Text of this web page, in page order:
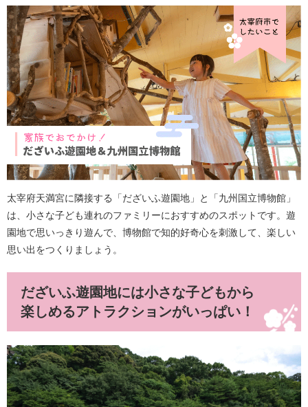
太宰府天満宮に隣接する「だざいふ遊園地」と「九州国立博物館」
は、小さな子ども連れのファミリーにおすすめのスポットです。遊
園地で思いっきり遊んで、博物館で知的好奇心を刺激して、楽しい
思い出をつくりましょう。
だざいふ遊園地には小さな子どもから
楽しめるアトラクションがいっぱい！​